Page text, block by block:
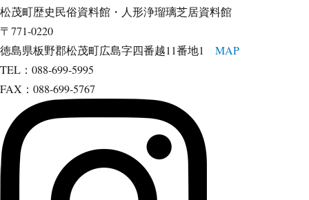
松茂町歴史民俗資料館・人形浄瑠璃芝居資料館
〒771-0220
徳島県板野郡松茂町広島字四番越11番地1 MAP
TEL：088-699-5995
FAX：088-699-5767